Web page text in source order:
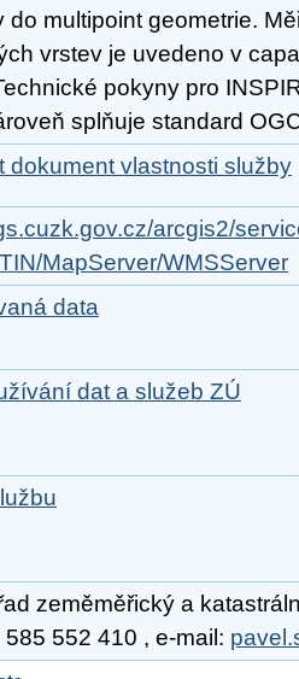
do multipoint geometrie.
vrstev je uvedeno v
pokyny pro
splňuje standard
dokument vlastnosti služby
arcgis2/
MapServer/WMSServer
data
dat a služeb ZÚ
zeměměřický a
585 552 410 , e-mail: